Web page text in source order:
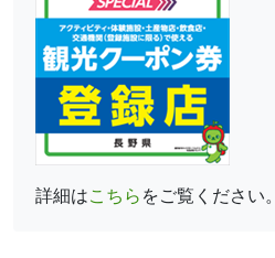
詳細はこちら をご覧ください。